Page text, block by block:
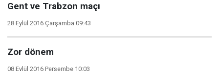
Gent ve Trabzon maçı
28 Eylül 2016 Çarşamba 09:43
Zor dönem
08 Eylül 2016 Perşembe 10:03